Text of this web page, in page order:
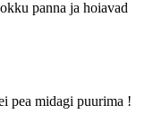
panna ja hoiavad
pea midagi puurima !